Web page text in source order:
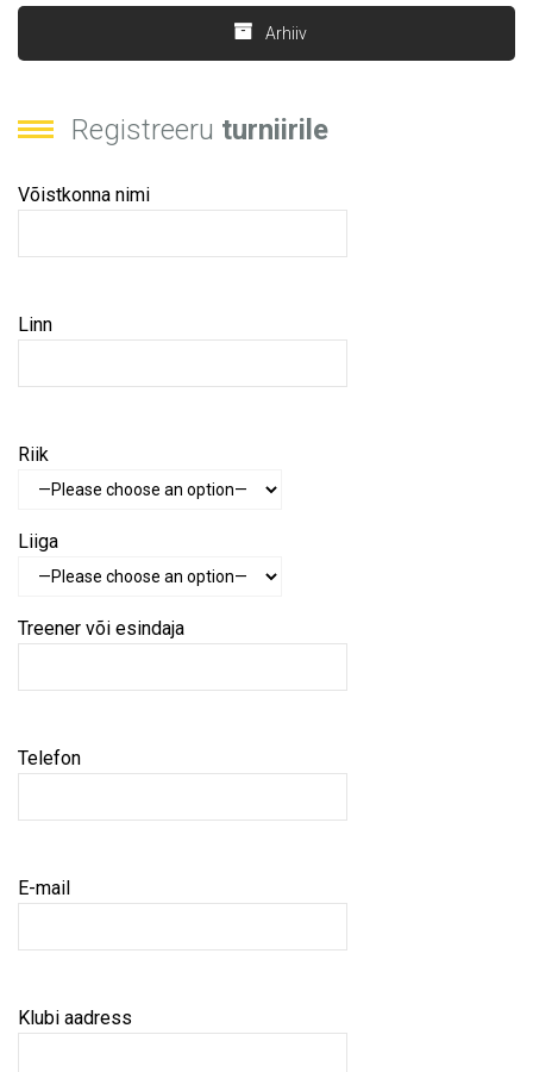
Arhiiv
Registreeru turniirile
Võistkonna nimi
Linn
Riik
Liiga
Treener või esindaja
Telefon
E-mail
Klubi aadress